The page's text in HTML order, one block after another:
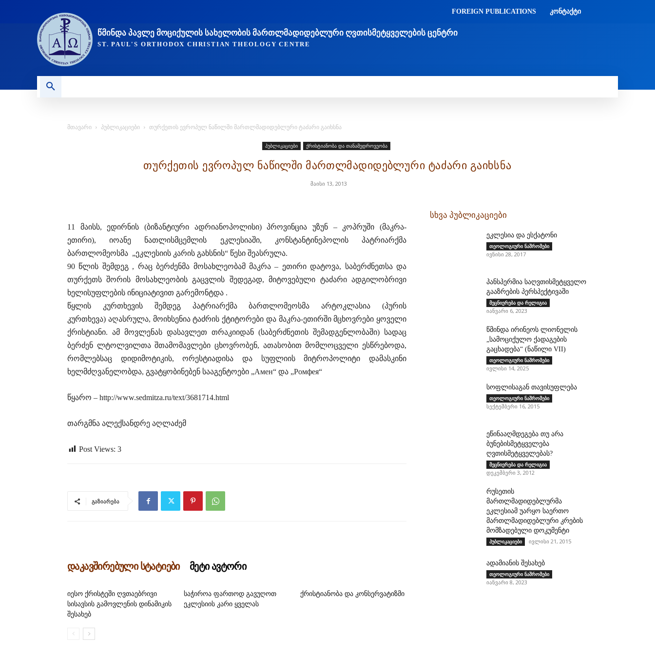
FOREIGN PUBLICATIONS ᲙᲝᲜᲢᲐᲥᲢᲘ
ᲬᲛᲘᲜᲓᲐ ᲞᲐᲕᲚᲔ ᲛᲝᲪᲘᲥᲣᲚᲘᲡ ᲡᲐᲮᲔᲚᲝᲑᲘᲡ ᲛᲐᲠᲗᲚᲛᲐᲓᲘᲓᲔᲑᲚᲣᲠᲘ ᲦᲕᲗᲘᲡᲛᲔᲢᲧᲕᲔᲚᲔᲑᲘᲡ ᲪᲔᲜᲢᲠᲘ
ST. PAUL'S ORTHODOX CHRISTIAN THEOLOGY CENTRE
მთავარი პუბლიკაციები თურქეთის ევროპულ ნაწილში მართლმადიდებლური ტაძარი გაიხსნა
პუბლიკაციები ქრისტიანობა და თანამედროვეობა
თურქეთის ევროპულ ნაწილში მართლმადიდებლური ტაძარი გაიხსნა
მაისი 13, 2013
11 მაისს, ედირნის (ბიზანტიური ადრიანოპოლისი) პროვინცია უზუნ – კოპრუში (მაკრა-
ეთირი), იოანე ნათლისმცემლის ეკლესიაში, კონსტანტინეპოლის პატრიარქმა
ბართლომეოსმა „ეკლესიის კარის გახსნის“ წესი შეასრულა.
90 წლის შემდეგ , რაც ბერძენმა მოსახლეობამ მაკრა – ეთირი დატოვა, საბერძნეთსა და
თურქეთს შორის მოსახლეობის გაცვლის შედეგად, მიტოვებული ტაძარი ადგილობრივი
ხელისუფლების ინიციატივით გარემონტდა .
წყლის კურთხევის შემდეგ პატრიარქმა ბართლომეოსმა არტოკლასია (პურის
კურთხევა) აღასრულა, მოიხსენია ტაძრის ქტიტორები და მაკრა-ეთირში მცხოვრები ყოველი
ქრისტიანი. ამ მოვლენას დასავლეთ თრაკიიდან (საბერძნეთის შემადგენლობაში) სადაც
ბერძენ ლტოლვილთა შთამომავლები ცხოვრობენ, ათასობით მომლოცველი ესწრებოდა,
რომლებსაც დიდიმოტიკის, ორესტიადისა და სუფლიის მიტროპოლიტი დამასკინი
ხელმძღვანელობდა, გვატყობინებენ სააგენტოები „Амен“ და „Ромфея“
წყარო – http://www.sedmitza.ru/text/3681714.html
თარგმნა ალექსანდრე აღლაძემ
Post Views: 3
გაზიარება
დაკავშირებული სტატიები მეტი ავტორი
იესო ქრისტეში ღვთაებრივი
სისავსის გამოვლენის დინამიკის
შესახებ
საჭიროა ფართოდ გავუღოთ
ეკლესიის კარი ყველას
ქრისტიანობა და კონსერვატიზმი
სხვა პუბლიკაციები
ეკლესია და ესქატონი
თეოლოგიური ნაშრომები
ივნისი 28, 2017
პანსპერმია საღვთისმეტყველო
გააზრების პერსპექტივაში
მეცნიერება და რელიგია
იანვარი 6, 2023
წმინდა ირინეოს ლიონელის
„სამოციქულო ქადაგების
გაცხადება“ (ნაწილი VII)
თეოლოგიური ნაშრომები
ივლისი 14, 2025
სოფლისაგან თავისუფლება
თეოლოგიური ნაშრომები
სექტემბერი 16, 2015
ეწინააღმდეგება თუ არა
ბუნებისმეტყველება
ღვთისმეტყველებას?
მეცნიერება და რელიგია
დეკემბერი 3, 2012
რუსეთის
მართლმადიდებლურმა
ეკლესიამ უარყო საერთო
მართლმადიდებლური კრების
მომზადებული დოკუმენტი
პუბლიკაციები ივლისი 21, 2015
ადამიანის შესახებ
თეოლოგიური ნაშრომები
იანვარი 8, 2023